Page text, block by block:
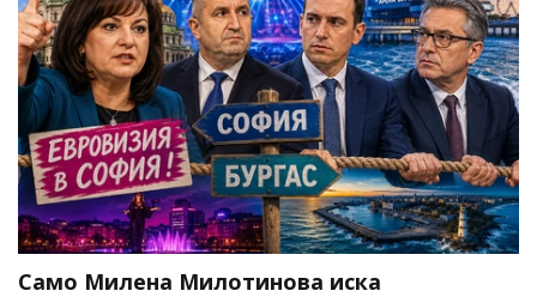
Само Милена Милотинова иска